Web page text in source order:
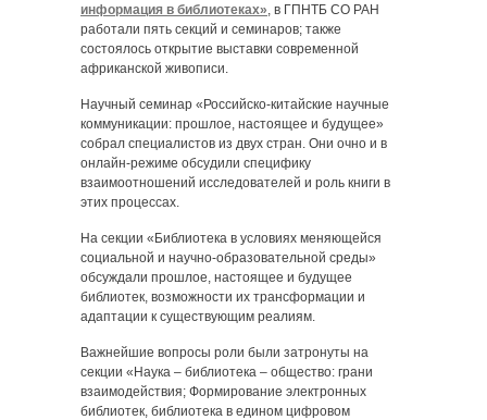
информация в библиотеках», в ГПНТБ СО РАН
работали пять секций и семинаров; также
состоялось открытие выставки современной
африканской живописи.
Научный семинар «Российско-китайские научные
коммуникации: прошлое, настоящее и будущее»
собрал специалистов из двух стран. Они очно и в
онлайн-режиме обсудили специфику
взаимоотношений исследователей и роль книги в
этих процессах.
На секции «Библиотека в условиях меняющейся
социальной и научно-образовательной среды»
обсуждали прошлое, настоящее и будущее
библиотек, возможности их трансформации и
адаптации к существующим реалиям.
Важнейшие вопросы роли были затронуты на
секции «Наука – библиотека – общество: грани
взаимодействия; Формирование электронных
библиотек, библиотека в едином цифровом